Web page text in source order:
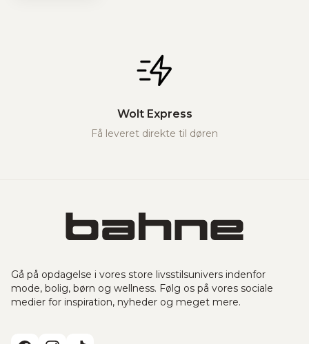
Wolt Express
Få leveret direkte til døren
Gå på opdagelse i vores store livsstilsunivers indenfor
mode, bolig, børn og wellness. Følg os på vores sociale
medier for inspiration, nyheder og meget mere.